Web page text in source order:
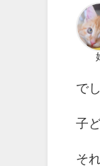
で
子
そ